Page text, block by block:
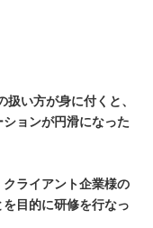
い方が身に付くと、
ョンが円滑になった
ライアント企業様の
目的に研修を行なっ